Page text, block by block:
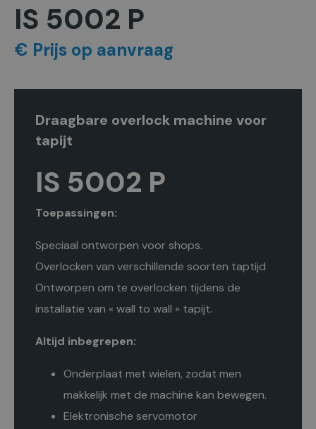
IS 5002 P
€ Prijs op aanvraag
Draagbare overlock machine voor
tapijt
IS 5002 P
Toepassingen:
Speciaal ontworpen voor shops.
Overlocken van verschillende soorten taptijd
Ontworpen om te overlocken tijdens de
installatie van « wall to wall » tapijt.
Altijd inbegrepen:
Onderplaat met wielen, zodat men
makkelijk met de machine kan bewegen.
Elektronische servomotor